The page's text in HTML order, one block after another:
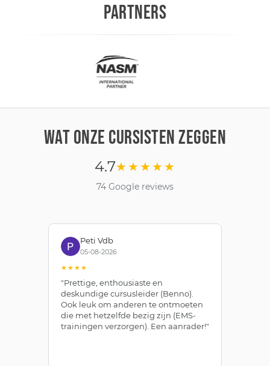
PARTNERS
WAT ONZE CURSISTEN ZEGGEN
4.7★★★★★
74 Google reviews
Peti Vdb
05-08-2026
★★★★
"Prettige, enthousiaste en
deskundige cursusleider (Benno).
Ook leuk om anderen te ontmoeten
die met hetzelfde bezig zijn (EMS-
trainingen verzorgen). Een aanrader!"